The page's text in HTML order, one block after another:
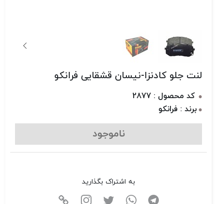
لنت جلو کادنزا-نیسان قشقایی فرانکو
کد محصول : 2877
برند : فرانکو
ناموجود
به اشتراک بگذارید